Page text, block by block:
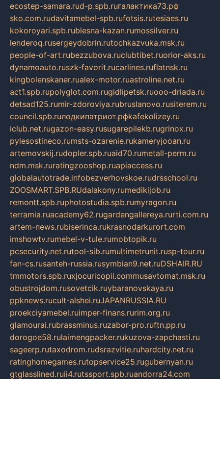
ecostep-samara.rud-p.spb.ruгалактика73.рф
sko.com.rudavitamebel-spb.rufotsis.rutesiaes.ru
kokoroyari.spb.rublesna-kazan.rumossilver.ru
lenderoq.rusergeydobrin.rutochkazvuka.msk.ru
people-of-art.rubezzubova.ruclubtibet.ruorior-aks.ru
dynamoauto.ruszk-favorit.rucarlines.ruflatnsk.ru
kingbolenskaner.rualex-motor.ruastroline.net.ru
act1.spb.rupolyglot.com.rugidlipetsk.ruooo-driada.ru
detsad125.rumir-zdoroviya.rubruslanovo.rusiterem.ru
council.spb.ruлодкипатриот.рфkafekolizey.ru
iclub.net.rugazon-easy.rusugarepilekb.rugrinox.ru
pylesostineco.rumsts-ozarenie.rukameryjooan.ru
artemovskij.rudopler.spb.ruaid70.rumetall-perm.ru
ndm.msk.ruratingzooshop.ruapiaccess.ru
globalautotrade.infobezverhovskoe.rudrsschool.ru
ZOOSMART.SPB.RUdalakony.rumedikijob.ru
remontt.spb.ruphotostudia.spb.rumyragon.ru
terramia.ruacademy62.rugardengallereya.rurti.com.ru
artem-news.rubiserinca.rukrasnodarkurort.com
imshowtv.rumebel-v-tule.rumobtopik.ru
pcsecurity.net.rutool-sib.rumultimetrunit.rusp-tour.ru
fan-cs.rusanteh-russia.rusymbian9.net.ruDSHAIR.RU
tmmotors.spb.ruxjocuricopii.commusavtomat.msk.ru
obustrojdom.rusovetcik.ruybaranovskaya.ru
ppknews.rucult-alshei.ruJAPANRUSSIA.RU
proekciyamebel.ruimper-finans.rurim.org.ru
glamourai.rubrassminus.ruzabor-pro.ruftn.pp.ru
dorogoe58.rulaimengpacker.rukuzova-zapchasti.ru
sageerp.rutaxodrom.rudsrazvitie.ruhardcity.net.ru
ratinghomegames.rutopservice25.rugubernyan.ru
gtglasslined.ruii4.rutssport.spb.ruandorra24.com